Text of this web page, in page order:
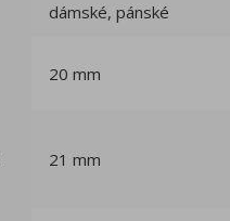
dámské, pánské
20 mm
21 mm